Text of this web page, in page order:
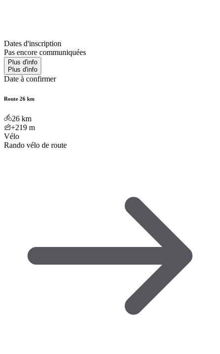
Dates d'inscription
Pas encore communiquées
Plus d'info
Plus d'info
Date à confirmer
Route 26 km
26 km
+219 m
Vélo
Rando vélo de route